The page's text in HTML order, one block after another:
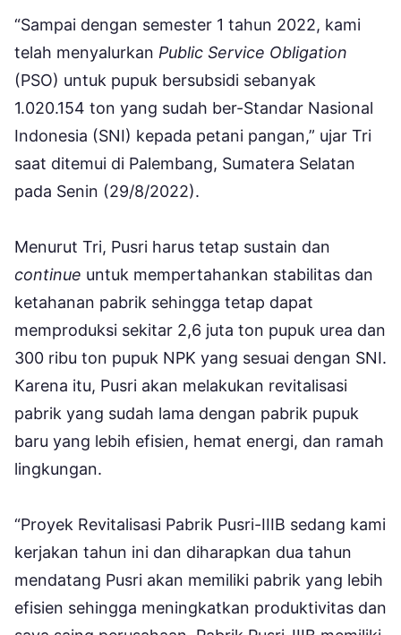
“Sampai dengan semester 1 tahun 2022, kami
telah menyalurkan Public Service Obligation
(PSO) untuk pupuk bersubsidi sebanyak
1.020.154 ton yang sudah ber-Standar Nasional
Indonesia (SNI) kepada petani pangan,” ujar Tri
saat ditemui di Palembang, Sumatera Selatan
pada Senin (29/8/2022).
Menurut Tri, Pusri harus tetap sustain dan
continue untuk mempertahankan stabilitas dan
ketahanan pabrik sehingga tetap dapat
memproduksi sekitar 2,6 juta ton pupuk urea dan
300 ribu ton pupuk NPK yang sesuai dengan SNI.
Karena itu, Pusri akan melakukan revitalisasi
pabrik yang sudah lama dengan pabrik pupuk
baru yang lebih efisien, hemat energi, dan ramah
lingkungan.
“Proyek Revitalisasi Pabrik Pusri-IIIB sedang kami
kerjakan tahun ini dan diharapkan dua tahun
mendatang Pusri akan memiliki pabrik yang lebih
efisien sehingga meningkatkan produktivitas dan